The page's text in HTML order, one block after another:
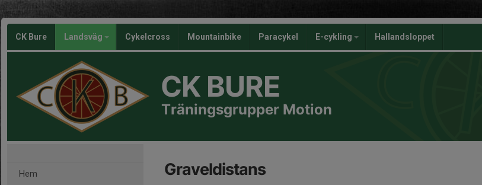
CK Bure Landsväg Cykelcross Mountainbike Paracykel E-cykling Hallandsloppet
CK BURE
Träningsgrupper Motion
Hem Graveldistans